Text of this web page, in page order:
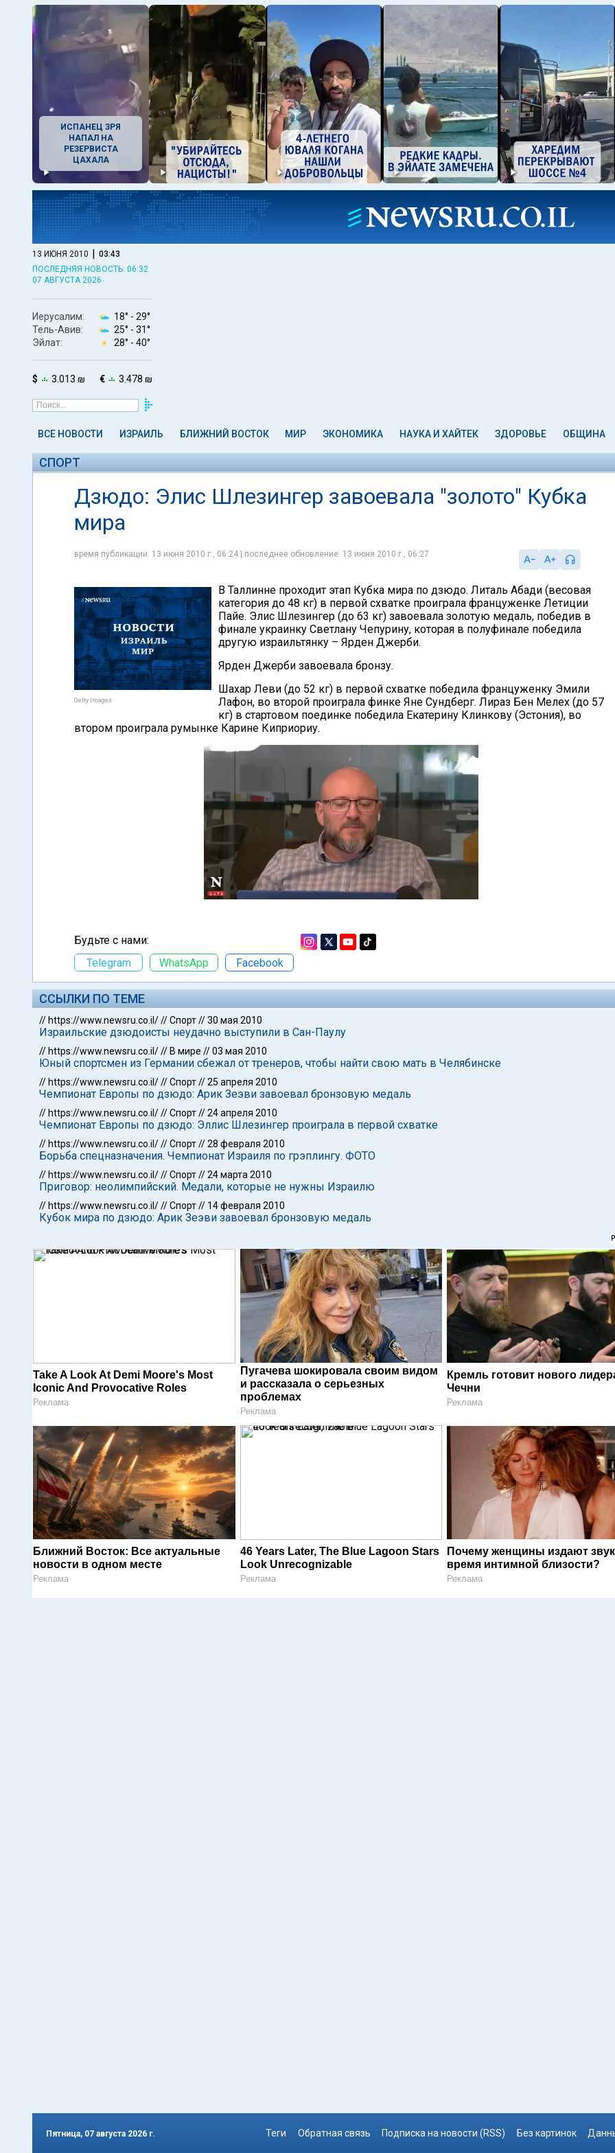
ИСПАНЕЦ ЗРЯ
НАПАЛ НА
РЕЗЕРВИСТА
ЦАХАЛА
13 ИЮНЯ 2010 | 03:43
ПОСЛЕДНЯЯ НОВОСТЬ: 06:32
07 АВГУСТА 2026
Иерусалим: 18° - 29°
Тель-Авив:
25° - 31°
Эйлат:
28° - 40°
$ 3.013 ₪ € 3.478 ₪
ВСЕ НОВОСТИ ИЗРАИЛЬ БЛИЖНИЙ ВОСТОК МИР ЭКОНОМИКА НАУКА И ХАЙТЕК ЗДОРОВЬЕ ОБЩИНА
СПОРТ
Дзюдо: Элис Шлезингер завоевала "золото" Кубка
мира
время публикации: 13 июня 2010 г., 06:24 | последнее обновление: 13 июня 2010 г., 06:27
Getty Images
В Таллинне проходит этап Кубка мира по дзюдо. Литаль Абади (весовая
категория до 48 кг) в первой схватке проиграла француженке Летиции
Пайе. Элис Шлезингер (до 63 кг) завоевала золотую медаль, победив в
финале украинку Светлану Чепурину, которая в полуфинале победила
другую израильтянку – Ярден Джерби.
Ярден Джерби завоевала бронзу.
Шахар Леви (до 52 кг) в первой схватке победила француженку Эмили
Лафон, во второй проиграла финке Яне Сундберг. Лираз Бен Мелех (до 57
кг) в стартовом поединке победила Екатерину Клинкову (Эстония), во
втором проиграла румынке Карине Киприориу.
Будьте с нами:
Telegram
WhatsApp Facebook
ССЫЛКИ ПО ТЕМЕ
// https://www.newsru.co.il///Спорт//30 мая 2010
Израильские дзюдоисты неудачно выступили в Сан-Паулу
// https://www.newsru.co.il/// В мире //03 мая 2010
Юный спортсмен из Германии сбежал от тренеров, чтобы найти свою мать в Челябинске
// https://www.newsru.co.il///Спорт//25 апреля 2010
Чемпионат Европы по дзюдо: Арик Зеэви завоевал бронзовую медаль
// https://www.newsru.co.il///Спорт//24 апреля 2010
Чемпионат Европы по дзюдо: Эллис Шлезингер проиграла в первой схватке
// https://www.newsru.co.il///Спорт//28 февраля 2010
Борьба спецназначения. Чемпионат Израиля по грэплингу. ФОТО
// https://www.newsru.co.il///Спорт//24 марта 2010
Приговор: неолимпийский. Медали, которые не нужны Израилю
// https://www.newsru.co.il///Спорт// 14 февраля 2010
Кубок мира по дзюдо: Арик Зеэви завоевал бронзовую медаль
Take A Look At Demi Moore's Most
Iconic And Provocative Roles
Реклама
Пугачева шокировала своим видом
и рассказала о серьезных
проблемах
Реклама
Кремль готовит нового
Чечни
Реклама
Ближний Восток: Все актуальные
новости в одном месте
Реклама
46 Years Later, The Blue Lagoon Stars
Look Unrecognizable
Реклама
Почему женщины издают
время интимной близости?
Реклама
Пятница, 07 августа 2026 г. Теги Обратная связь Подписка на новости (RSS) Без картинок